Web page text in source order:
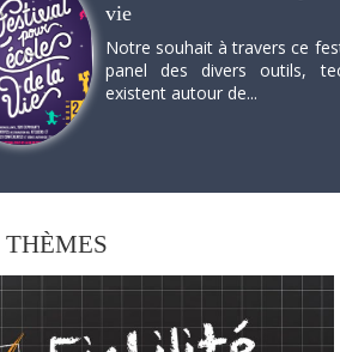
vie
Notre souhait à travers ce
panel des divers outils,
existent autour de...
THÈMES